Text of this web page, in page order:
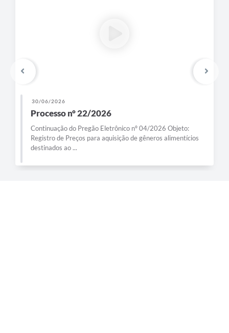
30/06/2026
Processo n° 22/2026
Continuação do Pregão Eletrônico nº 04/2026 Objeto:
Registro de Preços para aquisição de gêneros alimentícios
destinados ao ...